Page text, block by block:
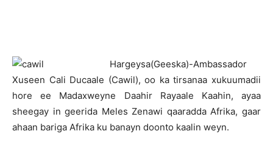
Hargeysa(Geeska)-Ambassador
Xuseen Cali Ducaale (Cawil), oo ka tirsanaa xukuumadii
hore ee Madaxweyne Daahir Rayaale Kaahin, ayaa
sheegay in geerida Meles Zenawi qaaradda Afrika, gaar
ahaan bariga Afrika ku banayn doonto kaalin weyn.